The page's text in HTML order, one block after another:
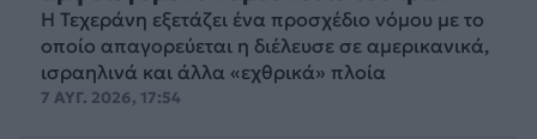
Η Τεχεράνη εξετάζει ένα προσχέδιο νόμου με το
οποίο απαγορεύεται η διέλευσε σε αμερικανικά,
ισραηλινά και άλλα «εχθρικά» πλοία
7 ΑΥΓ. 2026, 17:54